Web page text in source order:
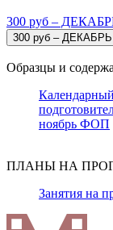
300 руб –
Образцы и
ноябрь ФОП
ПЛАНЫ НА
Занятия на